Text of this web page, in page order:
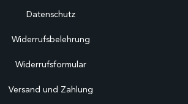
Datenschutz
Widerrufsbelehrung
Widerrufsformular
Versand und Zahlung